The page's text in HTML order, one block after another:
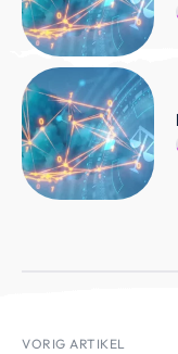
VORIG ARTIKEL